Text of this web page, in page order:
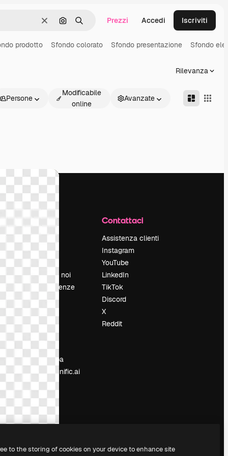
CancellaCerca per immagine
Ricerca Prezzi Accedi Iscriviti
prodotto Sfondo colorato Sfondo presentazione Sfondo
Rilevanza
Persone
Modificabile
online
Avanzate
Azienda
Chi siamo
Lavora con noi
Cerca tendenze
Blog
Slidesgo
contenuti
Sala stampa
Cerchi magnific.ai
Contattaci
Assistenza clienti
Instagram
YouTube
LinkedIn
TikTok
Discord
X
Reddit
to the storing of cookies on your device to enhance site